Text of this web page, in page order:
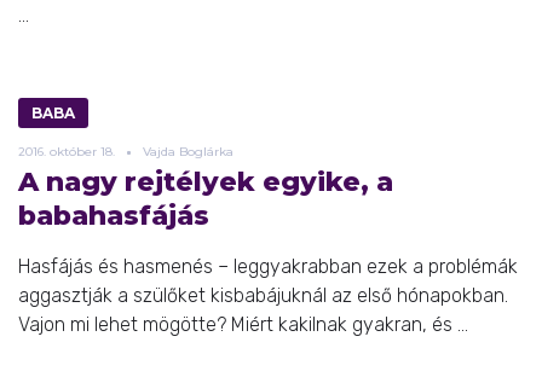
BABA
2016. október 18. Vajda Boglárka
A nagy rejtélyek egyike, a
babahasfájás
Hasfájás és hasmenés – leggyakrabban ezek a problémák
aggasztják a szülőket kisbabájuknál az első hónapokban.
Vajon mi lehet mögötte? Miért kakilnak gyakran, és ...